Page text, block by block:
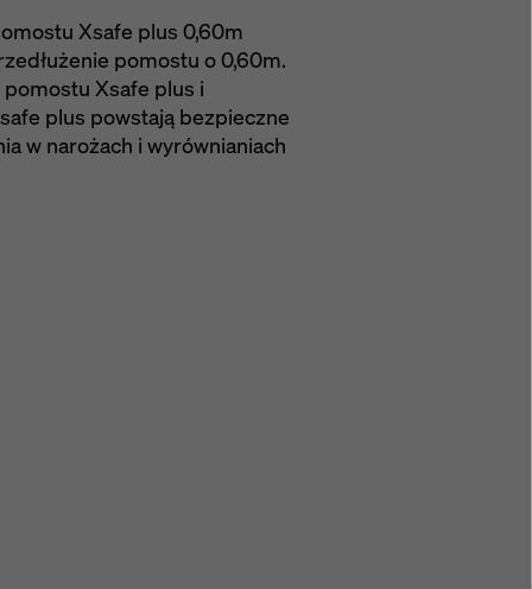
Xsafe plus 0,60m
pomostu o 0,60m.
Xsafe plus i
plus powstają bezpieczne
w narożach i wyrównianiach